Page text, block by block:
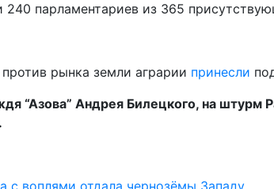
парламентариев из 365
рынка земли аграрии принесли
“Азова” Андрея Билецкого, на